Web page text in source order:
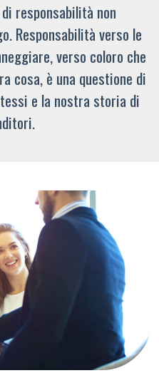
responsabilità non
Responsabilità verso le
verso coloro che
cosa, è una questione di
e la nostra storia di